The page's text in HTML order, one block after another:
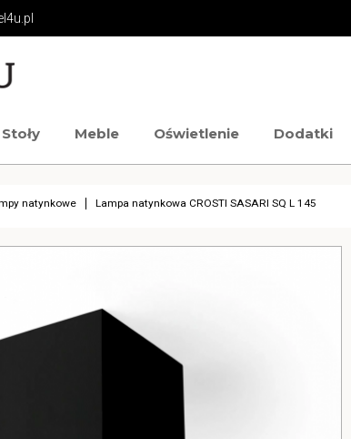
Stoły Meble Oświetlenie Dodatki
natynkowe Lampa natynkowa CROSTI SASARI SQ L 145